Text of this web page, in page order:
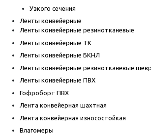
Узкого сечения
Ленты конвейерные
Ленты конвейерные резинотканевые
Ленты конвейерные ТК
Ленты конвейерные БКНЛ
Ленты конвейерные резинотканевые
Ленты конвейерные ПВХ
Гофроборт ПВХ
Лента конвейерная шахтная
Лента конвейерная износостойкая
Влагомеры